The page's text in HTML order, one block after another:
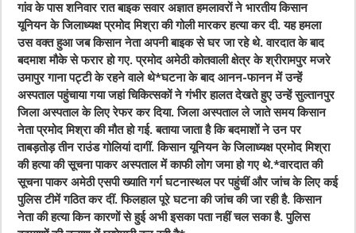
गांव के पास शनिवार रात बाइक सवार अज्ञात हमलावरों ने भारतीय किसान
यूनियन के जिलाध्यक्ष प्रमोद मिश्रा की गोली मारकर हत्या कर दी. यह हमला
उस वक्त हुआ जब किसान नेता अपनी बाइक से घर जा रहे थे. वारदात के बाद
बदमाश मौके से फरार हो गए. प्रमोद अमेठी कोतवाली क्षेत्र के श्रीरामपुर मजरे
उमापुर गाना पट्टी के रहने वाले थे*घटना के बाद आनन-फानन में उन्हें
अस्पताल पहुंचाया गया जहां चिकित्सकों ने गंभीर हालत देखते हुए उन्हें सुल्तानपुर
जिला अस्पताल के लिए रेफर कर दिया. जिला अस्पताल ले जाते समय किसान
नेता प्रमोद मिश्रा की मौत हो गई. बताया जाता है कि बदमाशों ने उन पर
ताबड़तोड़ तीन राउंड गोलियां दागीं. किसान यूनियन के जिलाध्यक्ष प्रमोद मिश्रा
की हत्या की सूचना पाकर अस्पताल में काफी लोग जमा हो गए थे.*वारदात की
सूचना पाकर अमेठी एसपी ख्याति गर्ग घटनास्थल पर पहुंचीं और जांच के लिए कई
पुलिस टीमें गठित कर दीं. फिलहाल पूरे घटना की जांच की जा रही है. किसान
नेता की हत्या किन कारणों से हुई अभी इसका पता नहीं चल सका है. पुलिस